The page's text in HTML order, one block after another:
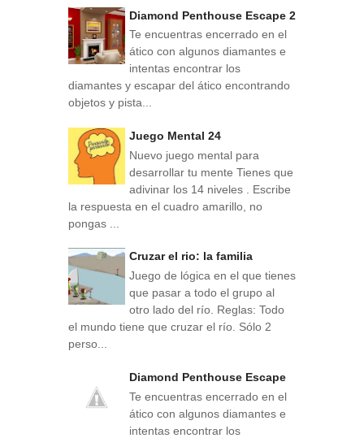
Diamond Penthouse Escape 2
Te encuentras encerrado en el
ático con algunos diamantes e
intentas encontrar los
diamantes y escapar del ático encontrando
objetos y pista...
Juego Mental 24
Nuevo juego mental para
desarrollar tu mente Tienes que
adivinar los 14 niveles . Escribe
la respuesta en el cuadro amarillo, no
pongas ...
Cruzar el rio: la familia
Juego de lógica en el que tienes
que pasar a todo el grupo al
otro lado del río. Reglas: Todo
el mundo tiene que cruzar el río. Sólo 2
perso...
Diamond Penthouse Escape
Te encuentras encerrado en el
ático con algunos diamantes e
intentas encontrar los